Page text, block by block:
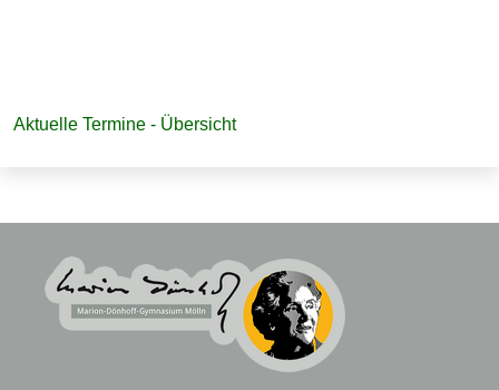
überspringen
Aktuelle Termine - Übersicht